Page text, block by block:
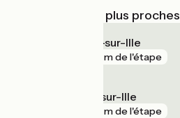
Gares SNCF les plus proches
Saint-Germain-sur-Ille
177 m de l'étape
Saint-Médard-sur-Ille
441 m de l'étape